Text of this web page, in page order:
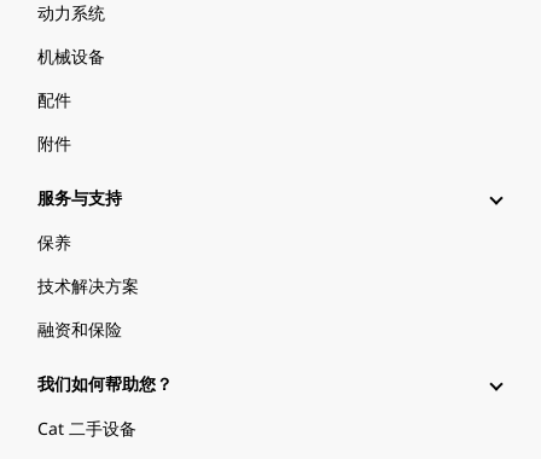
动力系统
机械设备
配件
附件
服务与支持
保养
技术解决方案
融资和保险
我们如何帮助您？
Cat 二手设备